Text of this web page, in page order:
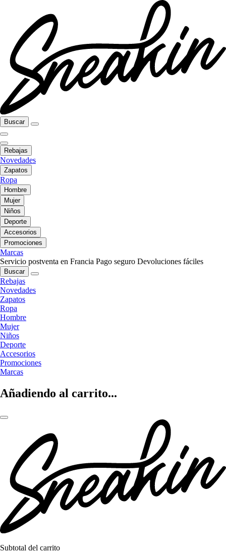
Buscar
Rebajas
Novedades
Zapatos
Ropa
Hombre
Mujer
Niños
Deporte
Accesorios
Promociones
Marcas
Servicio postventa en Francia Pago seguro Devoluciones fáciles
Buscar
Rebajas
Novedades
Zapatos
Ropa
Hombre
Mujer
Niños
Deporte
Accesorios
Promociones
Marcas
Añadiendo al carrito...
Subtotal del carrito